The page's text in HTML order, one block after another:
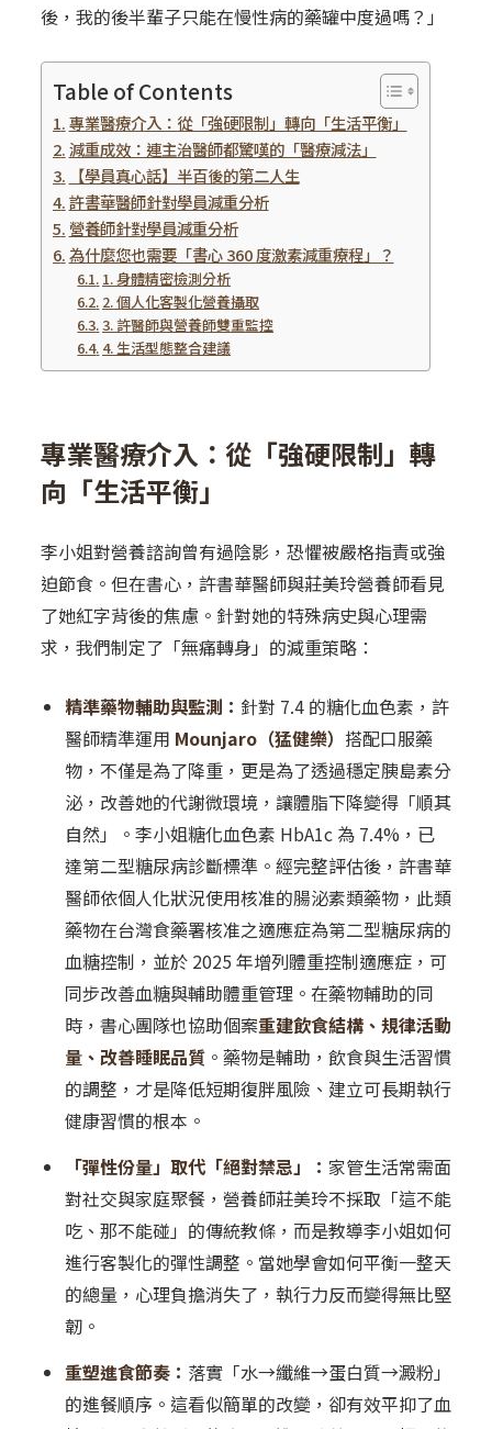
後，我的後半輩子只能在慢性病的藥罐中度過嗎？」
Table of Contents
專業醫療介入：從「強硬限制」轉向「生活平衡」
減重成效：連主治醫師都驚嘆的「醫療減法」
【學員真心話】半百後的第二人生
許書華醫師針對學員減重分析
營養師針對學員減重分析
為什麼您也需要「書心 360 度激素減重療程」？
1. 身體精密檢測分析
2. 個人化客製化營養攝取
3. 許醫師與營養師雙重監控
4. 生活型態整合建議
專業醫療介入：從「強硬限制」轉
向「生活平衡」
李小姐對營養諮詢曾有過陰影，恐懼被嚴格指責或強
迫節食。但在書心，許書華醫師與莊美玲營養師看見
了她紅字背後的焦慮。針對她的特殊病史與心理需
求，我們制定了「無痛轉身」的減重策略：
精準藥物輔助與監測： 針對 7.4 的糖化血色素，許
醫師精準運用 Mounjaro（猛健樂） 搭配口服藥
物，不僅是為了降重，更是為了透過穩定胰島素分
泌，改善她的代謝微環境，讓體脂下降變得「順其
自然」。李小姐糖化血色素 HbA1c 為 7.4%，已
達第二型糖尿病診斷標準。經完整評估後，許書華
醫師依個人化狀況使用核准的腸泌素類藥物，此類
藥物在台灣食藥署核准之適應症為第二型糖尿病的
血糖控制，並於 2025 年增列體重控制適應症，可
同步改善血糖與輔助體重管理。在藥物輔助的同
時，書心團隊也協助個案重建飲食結構、規律活動
量、改善睡眠品質 。藥物是輔助，飲食與生活習慣
的調整，才是降低短期復胖風險、建立可長期執行
健康習慣的根本。
「彈性份量」取代「絕對禁忌」：家管生活常需面
對社交與家庭聚餐，營養師莊美玲不採取「這不能
吃、那不能碰」的傳統教條，而是教導李小姐如何
進行客製化的彈性調整。當她學會如何平衡一整天
的總量，心理負擔消失了，執行力反而變得無比堅
韌。
重塑進食節奏： 落實「水→纖維→蛋白質→澱粉」
的進餐順序。這看似簡單的改變，卻有效平抑了血